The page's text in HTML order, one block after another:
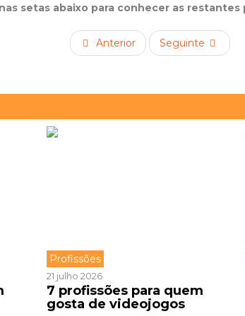
setas abaixo para conhecer as restantes
Anterior Seguinte
Profissões
21 julho 2026
7 profissões para quem
gosta de videojogos